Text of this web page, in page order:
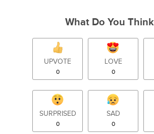
What Do You
UPVOTE
0
LOVE
0
SURPRISED
0
SAD
0